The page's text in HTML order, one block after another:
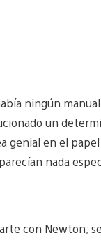
ningún
un
genial en el
nada
con Newton;